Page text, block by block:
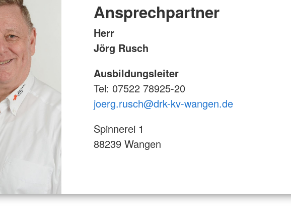
Ansprechpartner
Herr
Jörg Rusch
Ausbildungsleiter
Tel: 07522 78925-20
joerg.rusch@drk-kv-wangen.de
Spinnerei 1
88239 Wangen